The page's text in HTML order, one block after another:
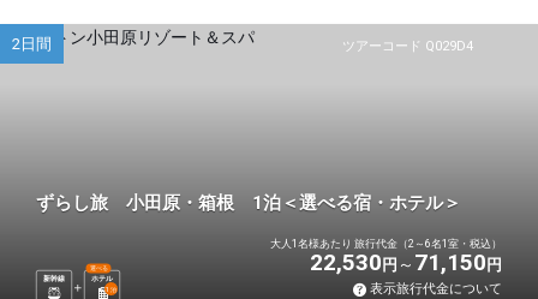
ツアーコード Q029D4
2日間
ずらし旅 小田原・箱根 1泊＜選べる宿・ホテル＞
新幹線 ホテル
選べる
1 泊
大人1名様あたり 旅行代金（2～6名1室・税込）
22,530 円 71,150 円
表示旅行代金について